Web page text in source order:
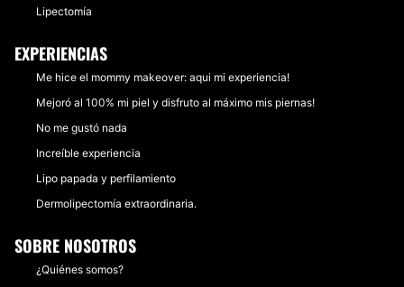
Lipectomía
EXPERIENCIAS
Me hice el mommy makeover: aqui mi experiencia!
Mejoró al 100% mi piel y disfruto al máximo mis piernas!
No me gustó nada
Increíble experiencia
Lipo papada y perfilamiento
Dermolipectomía extraordinaria.
SOBRE NOSOTROS
¿Quiénes somos?